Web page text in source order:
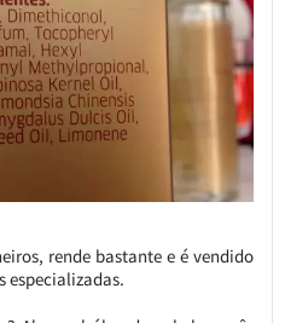
rende bastante e é vendido
especializadas.